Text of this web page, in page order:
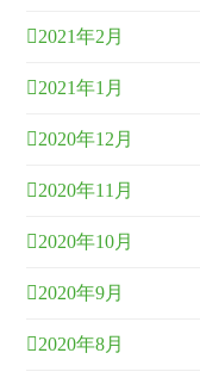
2021年2月
2021年1月
2020年12月
2020年11月
2020年10月
2020年9月
2020年8月